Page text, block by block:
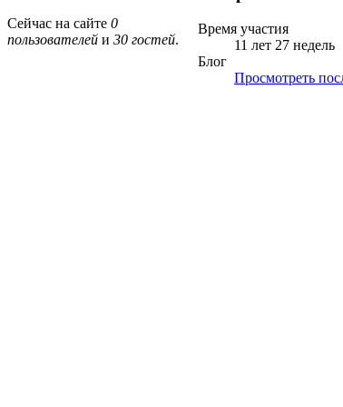
Сейчас на сайте 0
пользователей и 30 гостей.
Время участия
11 лет 27 недель
Блог
Просмотреть